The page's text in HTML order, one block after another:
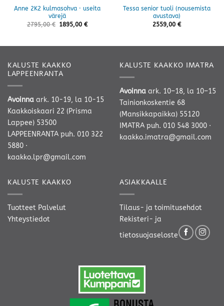
Anne 2K2 kulmasohva · useita
värejä
2795,00€ 1895,00€
Tessa senior tuoli (nousemista
avustava)
2559,00 €
KALUSTE KAAKKO
LAPPEENRANTA
Avoinna ark. 10-19, la 10-15
Kaakkoiskaari 22 (Prisma
Lappee) 53500
LAPPEENRANTA puh. 010 322
5880 ·
kaakko.lpr@gmail.com
KALUSTE KAAKKO IMATRA
Avoinna ark. 10–18, la 10–15
Tainionkoskentie 68
(Mansikkapaikka) 55120
IMATRA puh. 010 548 3000 ·
kaakko.imatra@gmail.com
KALUSTE KAAKKO
Tuotteet Palvelut
Yhteystiedot
ASIAKKAALLE
Tilaus- ja toimitusehdot
Rekisteri- ja
tietosuojaseloste